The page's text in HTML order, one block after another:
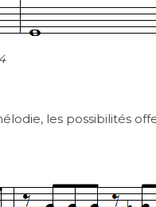
les possibilités